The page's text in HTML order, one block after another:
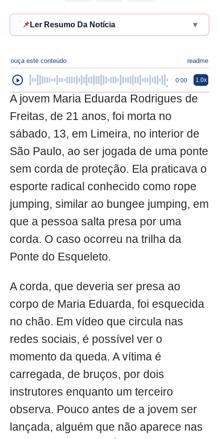
📌 Ler Resumo Da Notícia ▾
ouça este conteúdo readme
0:00 1.0x
A jovem Maria Eduarda Rodrigues de
Freitas, de 21 anos, foi morta no
sábado, 13, em Limeira, no interior de
São Paulo, ao ser jogada de uma ponte
sem corda de proteção. Ela praticava o
esporte radical conhecido como rope
jumping, similar ao bungee jumping, em
que a pessoa salta presa por uma
corda. O caso ocorreu na trilha da
Ponte do Esqueleto.
A corda, que deveria ser presa ao
corpo de Maria Eduarda, foi esquecida
no chão. Em vídeo que circula nas
redes sociais, é possível ver o
momento da queda. A vítima é
carregada, de bruços, por dois
instrutores enquanto um terceiro
observa. Pouco antes de a jovem ser
lançada, alguém que não aparece nas